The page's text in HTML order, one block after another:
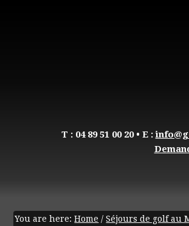
T : 04 89 51 00 20• E :
You are here:Home / Séjours de golf au